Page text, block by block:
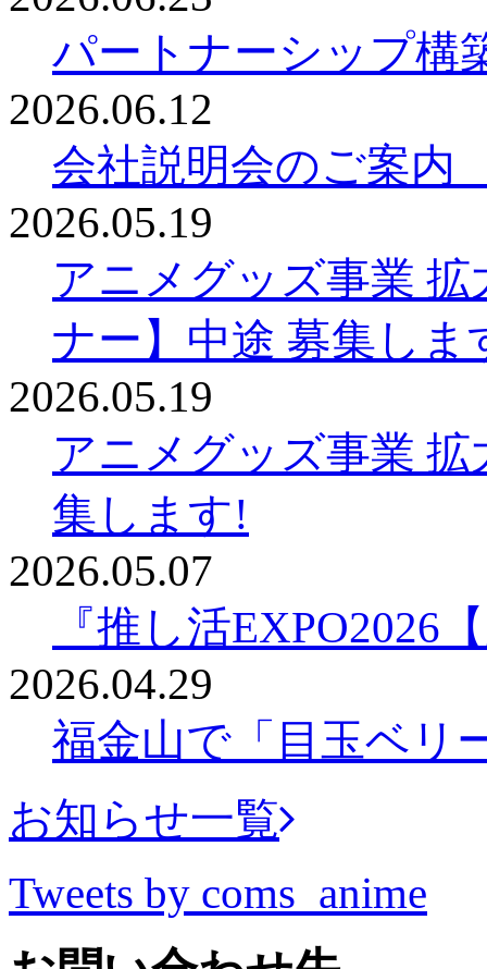
パートナーシップ構
2026.06.12
会社説明会のご案
2026.05.19
アニメグッズ事業
ナー】中途 募集しま
2026.05.19
アニメグッズ事業
集します!
2026.05.07
『推し活EXPO2026
2026.04.29
福金山で「目玉ベリ
お知らせ一覧
Tweets by coms_anime